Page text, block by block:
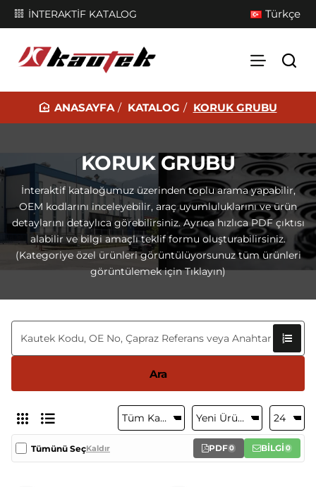
İNTERAKTİF KATALOG Türkçe
H
M
E
KATALOG KORUK GRUBU
KORUK GRUBU
İnteraktif kataloğumuz üzerinden toplu arama yapabilir,
OEM kodlarını inceleyebilir, araç uyumluluklarını ve ürün
detaylarını detaylıca görebilirsiniz. Ayrıca hızlıca PDF çıktısı
alabilir ve bilgi amaçlı teklif formu oluşturabilirsiniz.
(Kategoriye özel ürünleri görüntülüyorsunuz tüm ürünleri
görüntülemek için Tıklayın)
Ara
Tümünü SeçKaldır PDF0 BİLGİ 0